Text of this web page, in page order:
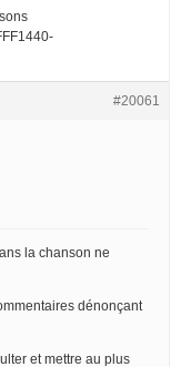
#20061
la chanson ne
dénonçant
et mettre au plus